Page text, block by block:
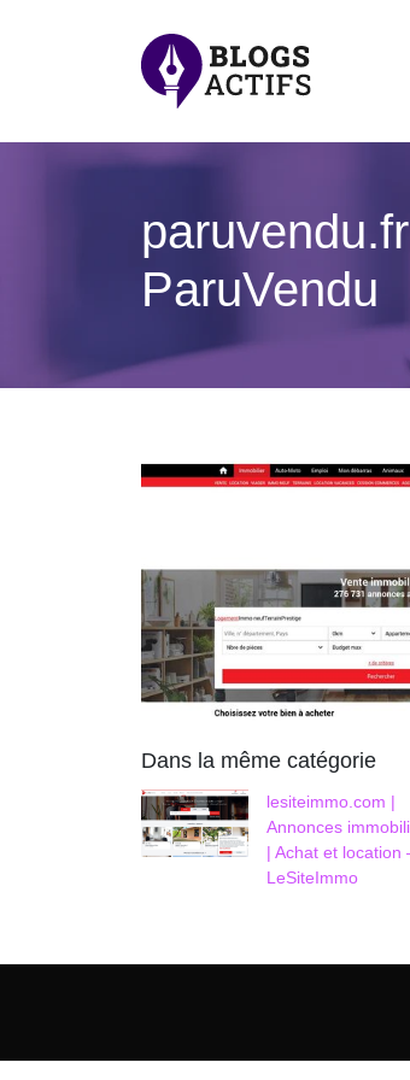
ParuVendu
Dans la même catégorie
lesiteimmo.com |
Annonces
| Achat et location
LeSiteImmo